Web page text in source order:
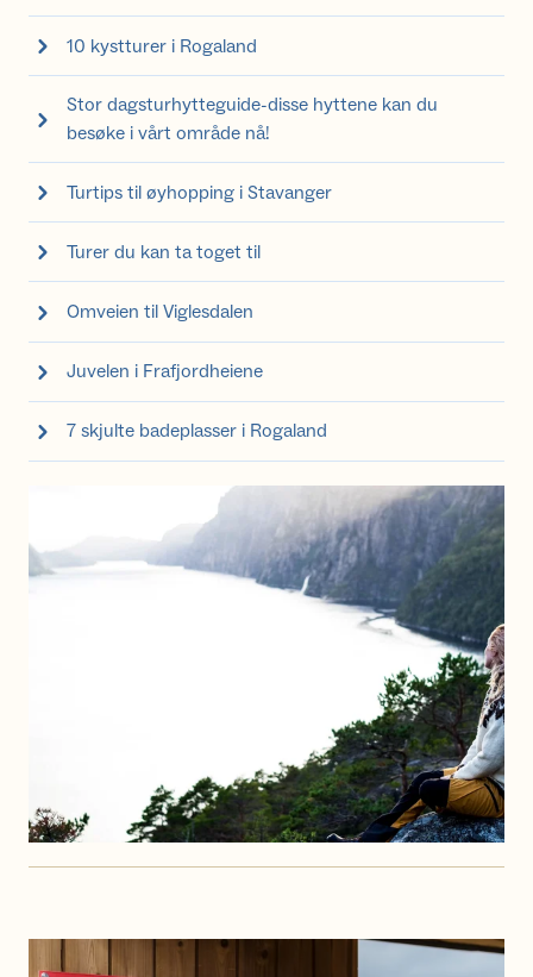
10 kystturer i Rogaland
Stor dagsturhytteguide-disse hyttene kan du
besøke i vårt område nå!
Turtips til øyhopping i Stavanger
Turer du kan ta toget til
Omveien til Viglesdalen
Juvelen i Frafjordheiene
7 skjulte badeplasser i Rogaland